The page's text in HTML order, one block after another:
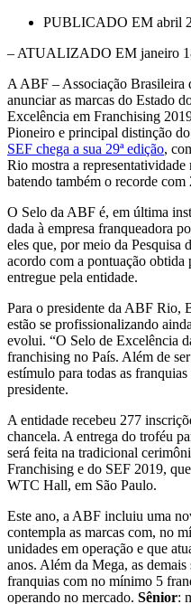
PUBLICADO EM abril
– ATUALIZADO EM janeiro
A ABF – Associação Brasileira
anunciar as marcas do Estado
Excelência em Franchising
Pioneiro e principal distinção
SEF chega a sua 29ª edição,
Rio mostra a
batendo também o recorde com
O Selo da ABF é, em última
dada à empresa franqueadora
eles que, por meio da Pesquisa
acordo com a pontuação obtida
entregue pela entidade.
Para o presidente da ABF Rio,
estão se profissionalizando
evolui. “O Selo de Excelência
franchising no País. Além de
estímulo para todas as
presidente.
A entidade recebeu 277
chancela. A entrega do troféu
será feita na tradicional
Franchising e do SEF 2019,
WTC Hall, em São Paulo.
Este ano, a ABF incluiu uma
contempla as marcas com, no
unidades em operação e que
anos. Além da Mega, as demais
franquias com no mínimo 5
operando no mercado. Sênior: